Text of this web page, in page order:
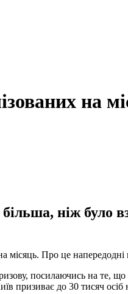
на
ніж
місяць. Про це напередодні
посилаючись на те,
призиває до 30 тисяч осіб